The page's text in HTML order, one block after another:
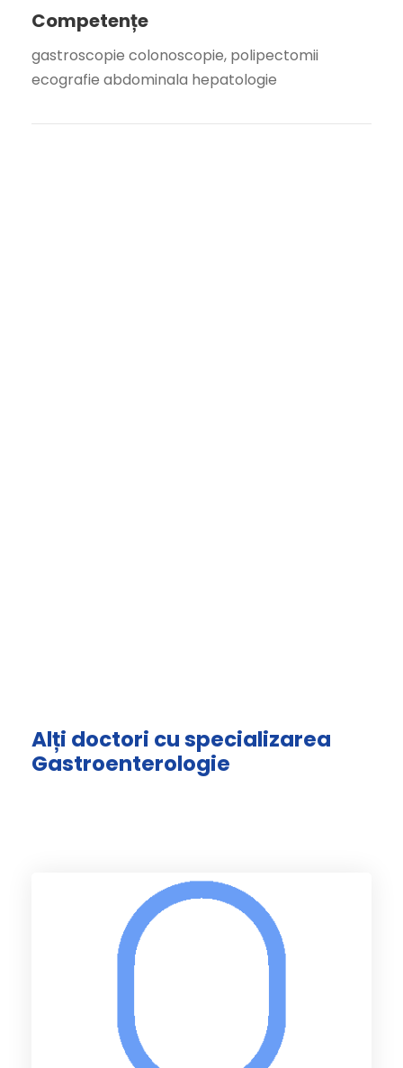
Competențe
gastroscopie colonoscopie, polipectomii
ecografie abdominala hepatologie
Alți doctori cu specializarea
Gastroenterologie